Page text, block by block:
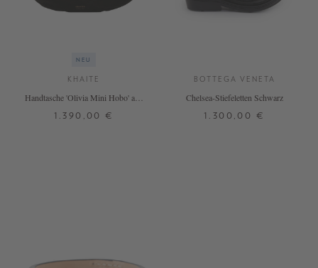
NEU
KHAITE
Handtasche 'Olivia Mini Hobo' aus
1.390,00 €
BOTTEGA VENETA
Chelsea-Stiefeletten Schwarz
1.300,00 €